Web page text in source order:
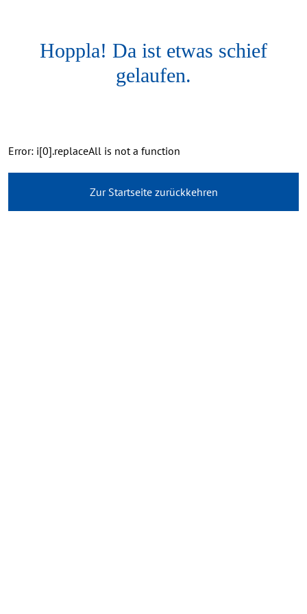
Hoppla! Da ist etwas schief
gelaufen.
Error: i[0].replaceAll is not a function
Zur Startseite zurückkehren